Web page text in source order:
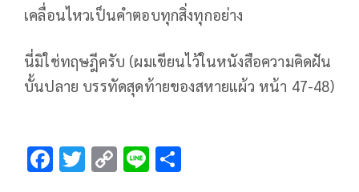
เคลื่อนไหวเป็นคำตอบทุกสิ่งทุกอย่าง
นี่มิใช่ทฤษฎีครับ (ผมเขียนไว้ในหนังสือความคิดฝัน
บั้นปลาย บรรทัดสุดท้ายของสหายแผ้ว หน้า 47-48)
F T C Li